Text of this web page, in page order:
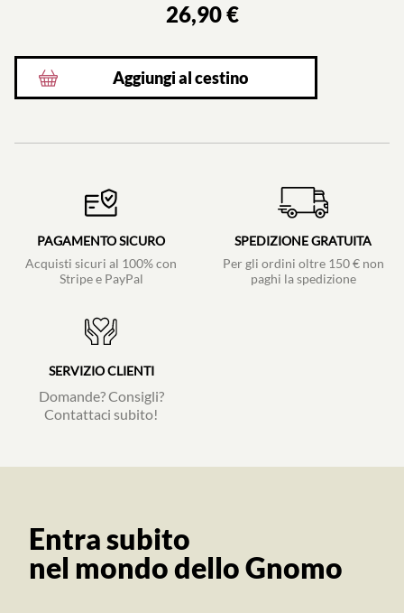
26,90 €
Aggiungi al cestino
PAGAMENTO SICURO
Acquisti sicuri al 100% con
Stripe e PayPal
SPEDIZIONE GRATUITA
Per gli ordini oltre 150 € non
paghi la spedizione
SERVIZIO CLIENTI
Domande? Consigli?
Contattaci subito!
Entra subito
nel mondo dello Gnomo